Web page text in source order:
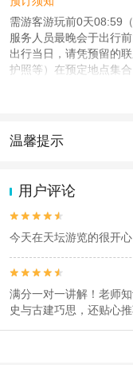
需游客游玩前0天08:59
服务人员最晚会于出行
出行当日，请凭预留的
护照等）在预定地点集
儿童：3周岁 – 17周岁；
老人：60周岁 – 100周岁
本产品由青岛驿路同行国际
旅行社有限公司，具体的旅
温馨提示
动（如跳伞、潜水、滑
2.为普及旅游安全知识
特制定《去哪儿网旅游安
用户评论




满分一对一讲解！老师
史与古建巧思，还贴心